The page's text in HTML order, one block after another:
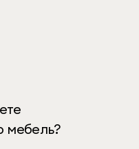
мебель?